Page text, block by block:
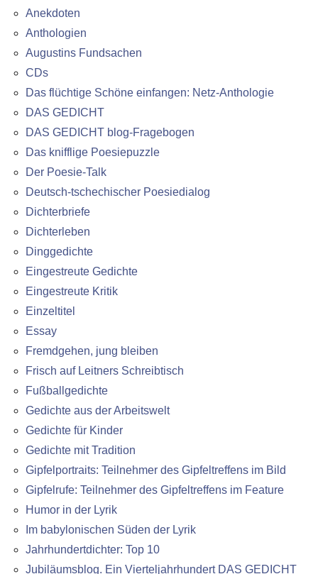
Anekdoten
Anthologien
Augustins Fundsachen
CDs
Das flüchtige Schöne einfangen: Netz-Anthologie
DAS GEDICHT
DAS GEDICHT blog-Fragebogen
Das knifflige Poesiepuzzle
Der Poesie-Talk
Deutsch-tschechischer Poesiedialog
Dichterbriefe
Dichterleben
Dinggedichte
Eingestreute Gedichte
Eingestreute Kritik
Einzeltitel
Essay
Fremdgehen, jung bleiben
Frisch auf Leitners Schreibtisch
Fußballgedichte
Gedichte aus der Arbeitswelt
Gedichte für Kinder
Gedichte mit Tradition
Gipfelportraits: Teilnehmer des Gipfeltreffens im Bild
Gipfelrufe: Teilnehmer des Gipfeltreffens im Feature
Humor in der Lyrik
Im babylonischen Süden der Lyrik
Jahrhundertdichter: Top 10
Jubiläumsblog. Ein Vierteljahrhundert DAS GEDICHT